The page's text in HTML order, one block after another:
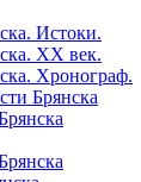
Истоки.
XX век.
Хронограф.
Брянска